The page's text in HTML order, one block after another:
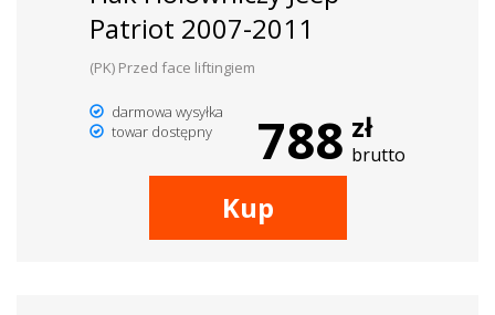
Patriot 2007-2011
(PK) Przed face liftingiem
darmowa wysyłka
towar dostępny
788 zł
brutto
Kup